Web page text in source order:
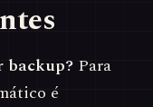
backup? Para
é